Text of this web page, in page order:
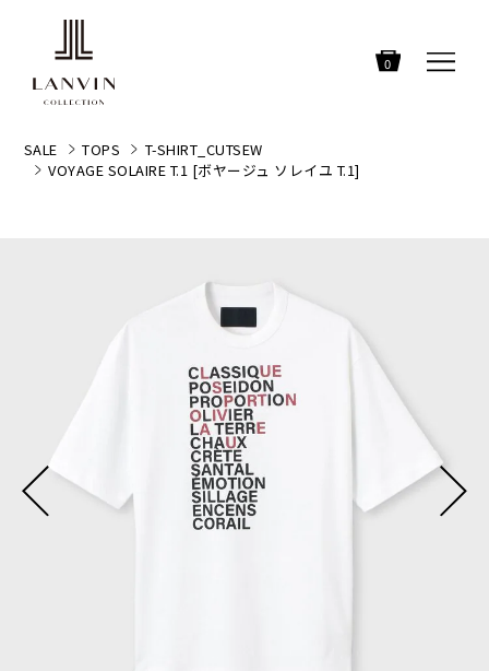
0
SALE TOPS
T-SHIRT_CUTSEW
VOYAGE SOLAIRE T.1 [ボヤージュ ソレイユ T.1]